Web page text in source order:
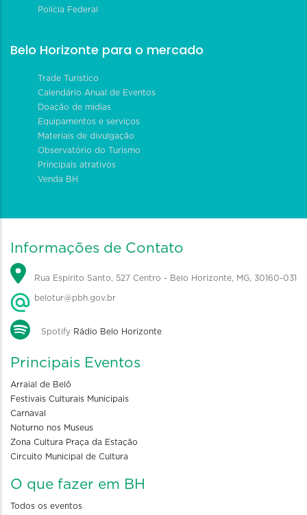
Polícia Federal
Belo Horizonte para o mercado
Trade Turístico
Calendário Anual de Eventos
Doação de mídias
Equipamentos e serviços
Materiais de divulgação
Observatório do Turismo
Principais atrativos
Venda BH
Informações de Contato
Rua Espírito Santo, 527 Centro - Belo Horizonte, MG, 30160-031
belotur@pbh.gov.br
Spotify Rádio Belo Horizonte
Principais Eventos
Arraial de Belô
Festivais Culturais Municipais
Carnaval
Noturno nos Museus
Zona Cultura Praça da Estação
Circuito Municipal de Cultura
O que fazer em BH
Todos os eventos